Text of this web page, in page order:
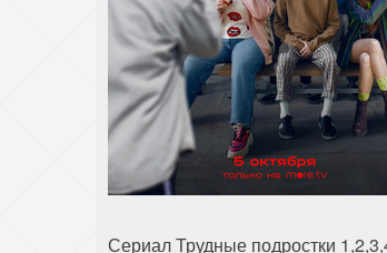
Сериал Трудные подростки